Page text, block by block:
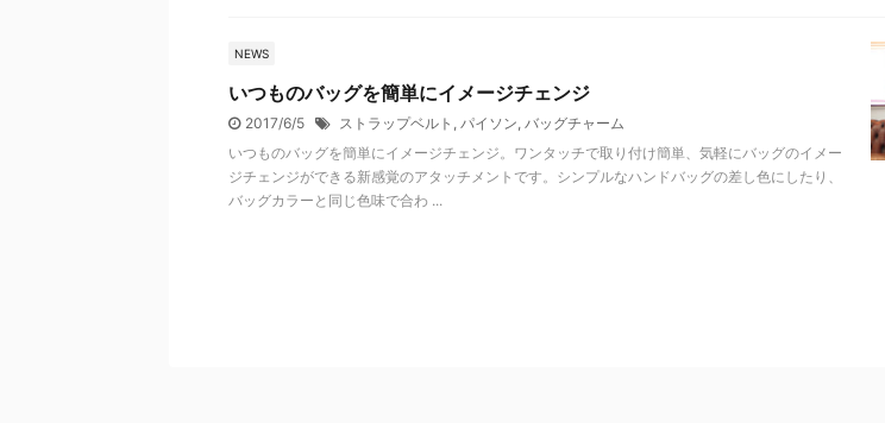
NEWS
いつものバッグを簡単にイメージチェンジ
2017/6/5 ストラップベルト , パイソン, バッグチャーム
いつものバッグを簡単にイメージチェンジ。ワンタッチで取り付け簡単、気軽にバッグのイメー
ジチェンジができる新感覚のアタッチメントです。シンプルなハンドバッグの差し色にしたり、
バッグカラーと同じ色味で合わ ...